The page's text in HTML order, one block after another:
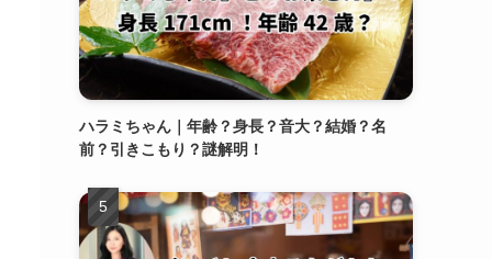
ハラミちゃん｜年齢？身長？音大？結婚？名
前？引きこもり？謎解明！